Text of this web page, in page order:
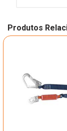
Produtos